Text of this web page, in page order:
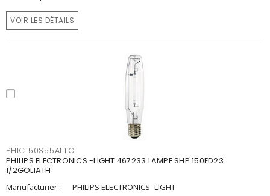
VOIR LES DÉTAILS
PHIC150S55ALTO
PHILIPS ELECTRONICS -LIGHT 467233 LAMPE SHP 150ED23
1/2GOLIATH
Manufacturier :
PHILIPS ELECTRONICS -LIGHT